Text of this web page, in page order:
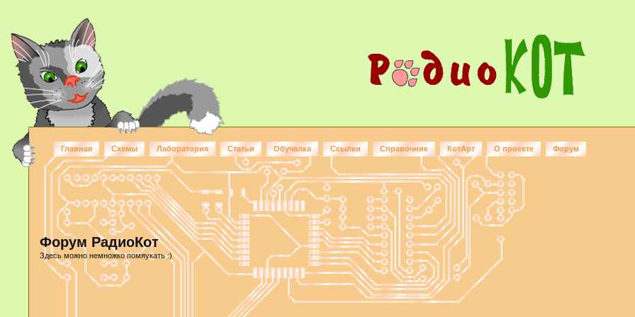
Главная Схемы Лаборатория Статьи Обучалка Ссылки Справочник КотАрт О проекте Форум
Форум РадиоКот
Здесь можно немножко помяукать :)